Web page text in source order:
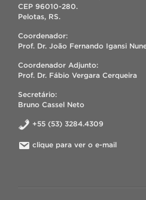
CEP 96010-280.
Pelotas, RS.
Coordenador:
Prof. Dr. João Fernando Igansi
Coordenador Adjunto:
Prof. Dr. Fábio Vergara Cerqueira
Secretário:
Bruno Cassel Neto
+55 (53) 3284.4309
clique para ver o e-mail